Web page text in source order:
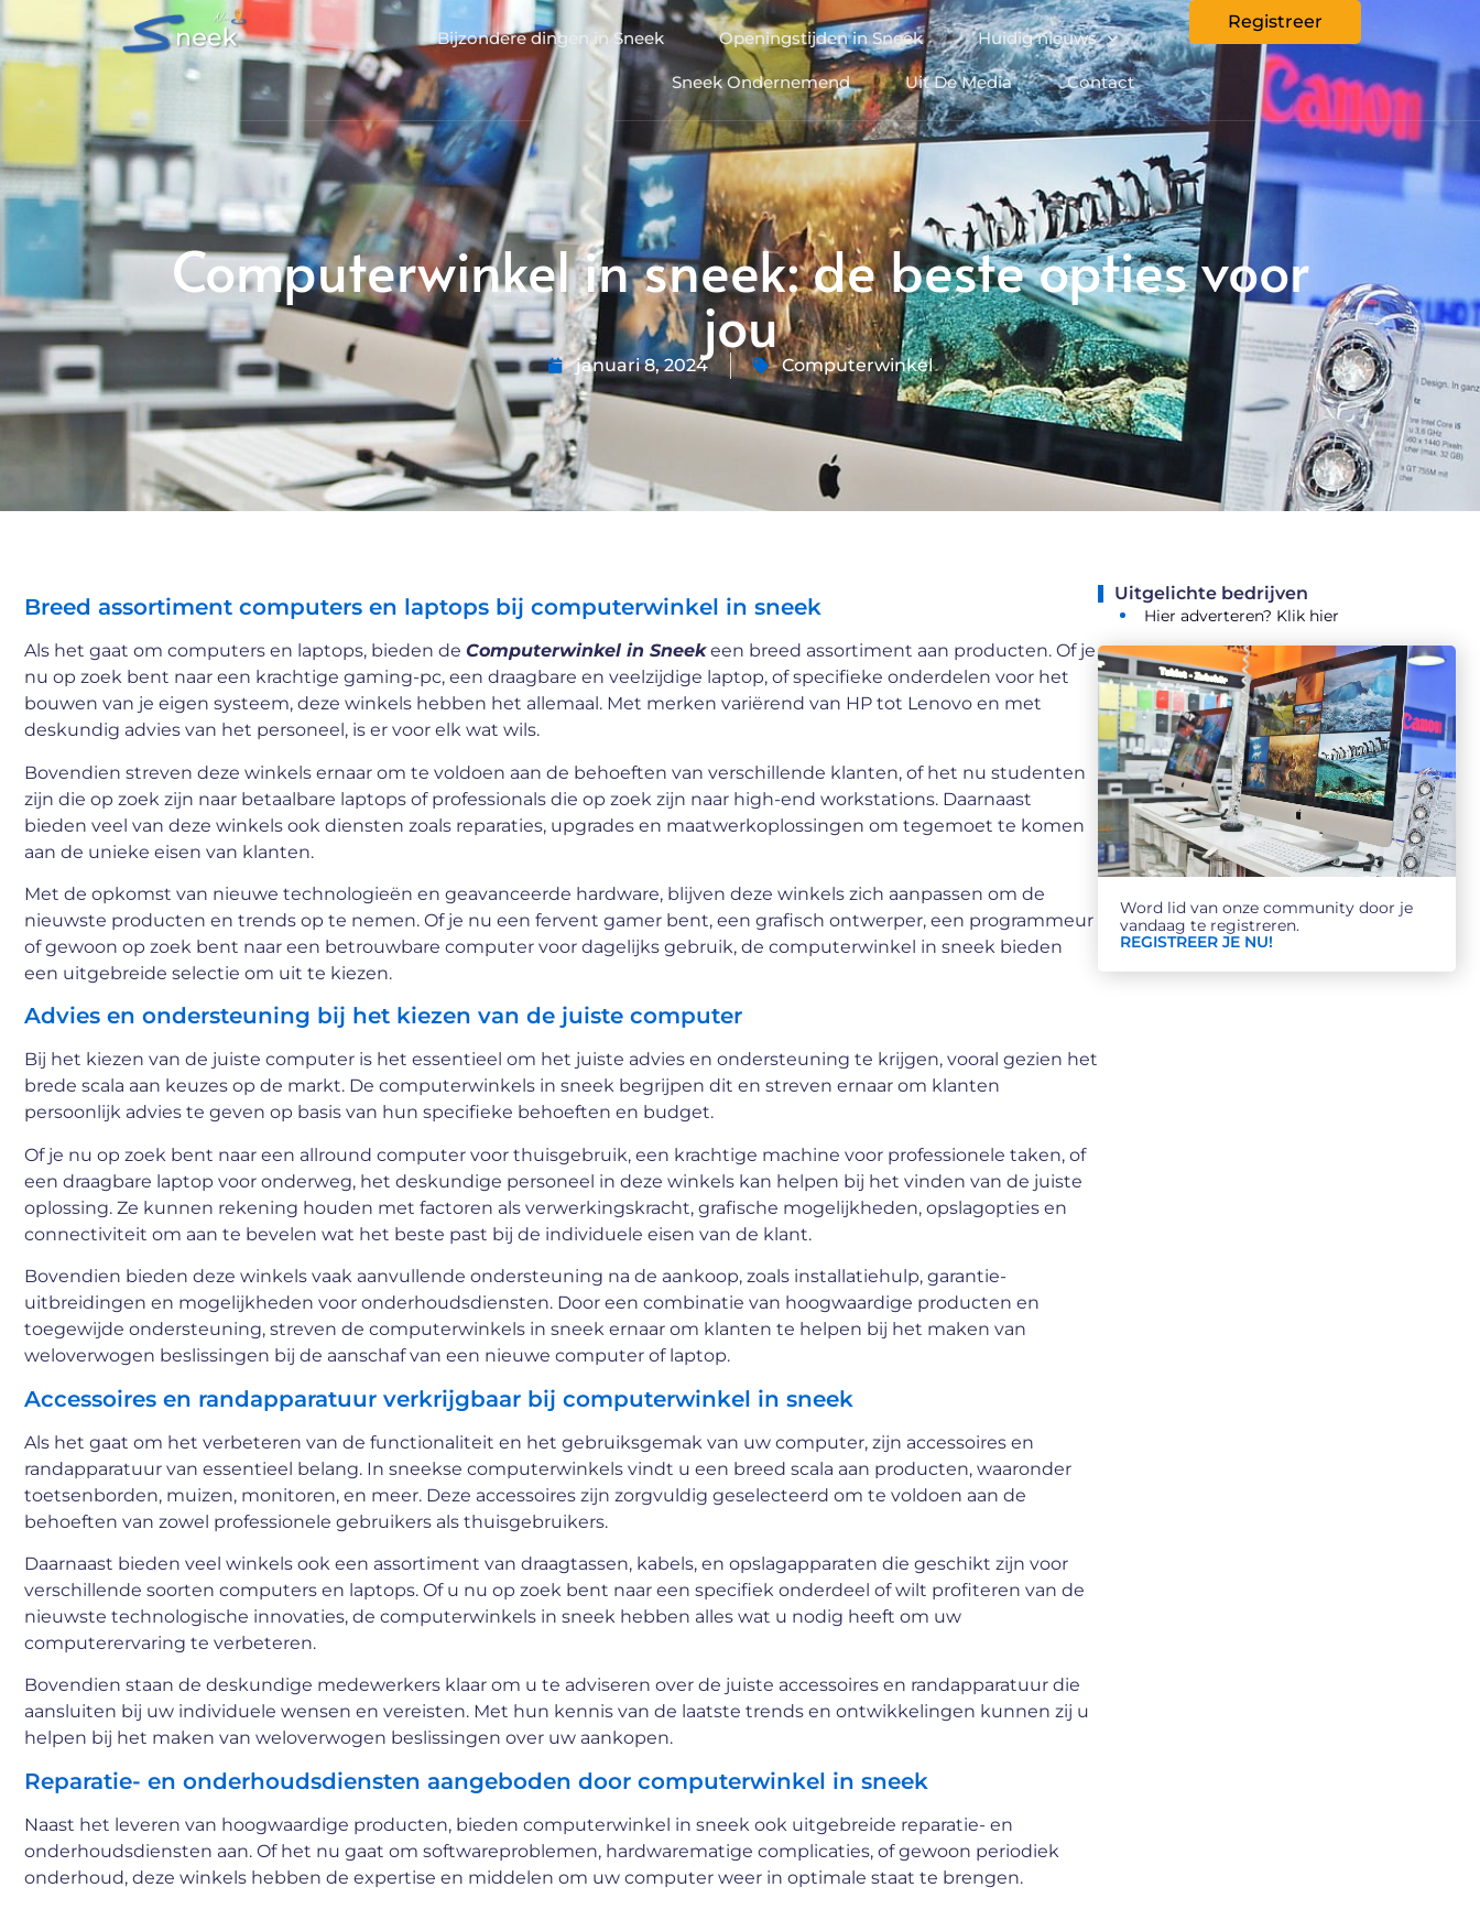
Bijzondere dingen in Sneek Openingstijden in Sneek Huidig nieuws
Sneek Ondernemend Uit De Media Contact
Registreer
Computerwinkel in sneek: de beste opties voor
jou
januari 8, 2024 Computerwinkel
Breed assortiment computers en laptops bij computerwinkel in sneek
Als het gaat om computers en laptops, bieden de Computerwinkel in Sneekeen breed assortiment aan producten. Of je
nu op zoek bent naar een krachtige gaming-pc, een draagbare en veelzijdige laptop, of specifieke onderdelen voor het
bouwen van je eigen systeem, deze winkels hebben het allemaal. Met merken variërend van HP tot Lenovo en met
deskundig advies van het personeel, is er voor elk wat wils.
Bovendien streven deze winkels ernaar om te voldoen aan de behoeften van verschillende klanten, of het nu studenten
zijn die op zoek zijn naar betaalbare laptops of professionals die op zoek zijn naar high-end workstations. Daarnaast
bieden veel van deze winkels ook diensten zoals reparaties, upgrades en maatwerkoplossingen om tegemoet te komen
aan de unieke eisen van klanten.
Met de opkomst van nieuwe technologieën en geavanceerde hardware, blijven deze winkels zich aanpassen om de
nieuwste producten en trends op te nemen. Of je nu een fervent gamer bent, een grafisch ontwerper, een programmeur
of gewoon op zoek bent naar een betrouwbare computer voor dagelijks gebruik, de computerwinkel in sneek bieden
een uitgebreide selectie om uit te kiezen.
Advies en ondersteuning bij het kiezen van de juiste computer
Bij het kiezen van de juiste computer is het essentieel om het juiste advies en ondersteuning te krijgen, vooral gezien het
brede scala aan keuzes op de markt. De computerwinkels in sneek begrijpen dit en streven ernaar om klanten
persoonlijk advies te geven op basis van hun specifieke behoeften en budget.
Of je nu op zoek bent naar een allround computer voor thuisgebruik, een krachtige machine voor professionele taken, of
een draagbare laptop voor onderweg, het deskundige personeel in deze winkels kan helpen bij het vinden van de juiste
oplossing. Ze kunnen rekening houden met factoren als verwerkingskracht, grafische mogelijkheden, opslagopties en
connectiviteit om aan te bevelen wat het beste past bij de individuele eisen van de klant.
Bovendien bieden deze winkels vaak aanvullende ondersteuning na de aankoop, zoals installatiehulp, garantie-
uitbreidingen en mogelijkheden voor onderhoudsdiensten. Door een combinatie van hoogwaardige producten en
toegewijde ondersteuning, streven de computerwinkels in sneek ernaar om klanten te helpen bij het maken van
weloverwogen beslissingen bij de aanschaf van een nieuwe computer of laptop.
Accessoires en randapparatuur verkrijgbaar bij computerwinkel in sneek
Als het gaat om het verbeteren van de functionaliteit en het gebruiksgemak van uw computer, zijn accessoires en
randapparatuur van essentieel belang. In sneekse computerwinkels vindt u een breed scala aan producten, waaronder
toetsenborden, muizen, monitoren, en meer. Deze accessoires zijn zorgvuldig geselecteerd om te voldoen aan de
behoeften van zowel professionele gebruikers als thuisgebruikers.
Daarnaast bieden veel winkels ook een assortiment van draagtassen, kabels, en opslagapparaten die geschikt zijn voor
verschillende soorten computers en laptops. Of u nu op zoek bent naar een specifiek onderdeel of wilt profiteren van de
nieuwste technologische innovaties, de computerwinkels in sneek hebben alles wat u nodig heeft om uw
computerervaring te verbeteren.
Bovendien staan de deskundige medewerkers klaar om u te adviseren over de juiste accessoires en randapparatuur die
aansluiten bij uw individuele wensen en vereisten. Met hun kennis van de laatste trends en ontwikkelingen kunnen zij u
helpen bij het maken van weloverwogen beslissingen over uw aankopen.
Reparatie- en onderhoudsdiensten aangeboden door computerwinkel in sneek
Naast het leveren van hoogwaardige producten, bieden computerwinkel in sneek ook uitgebreide reparatie- en
onderhoudsdiensten aan. Of het nu gaat om softwareproblemen, hardwarematige complicaties, of gewoon periodiek
onderhoud, deze winkels hebben de expertise en middelen om uw computer weer in optimale staat te brengen.
Uitgelichte bedrijven
Hier adverteren? Klik hier
Word lid van onze community door je
vandaag te registreren.
REGISTREER JE NU!